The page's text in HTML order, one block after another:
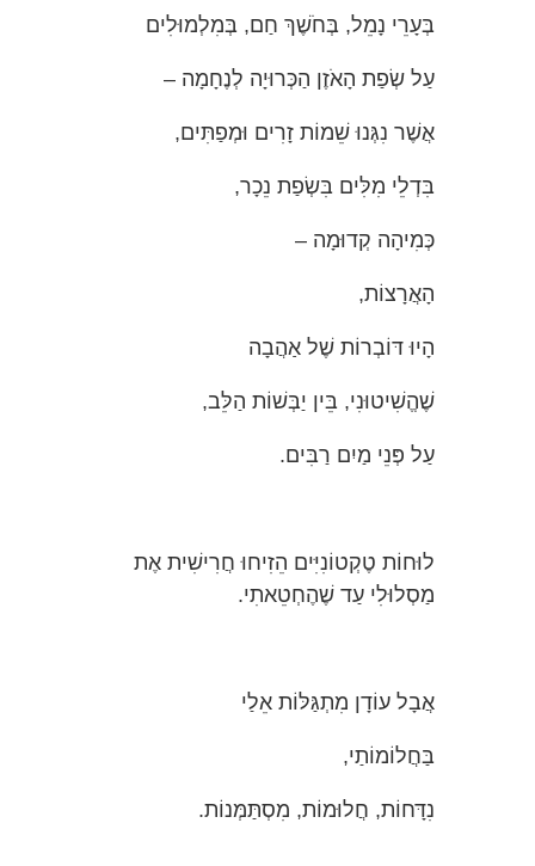
בְּעָרֵי נָמֵל, בְּחֹשֶׁךְ חַם, בְּמִלְמוּלִים
עַל שְׂפַת הָאֹזֶן הַכְּרוּיָה לְנֶחָמָה –
אֲשֶׁר נִגְּנוּ שֵׁמוֹת זָרִים וּמְפַתִּים,
בִּדְלֵי מִלִּים בִּשְׂפַת נֵכָר,
כְּמִיהָה קְדוּמָה –
הָאֲרָצוֹת,
הָיוּ דּוֹבְרוֹת שֶׁל אַהֲבָה
שֶׁהֱשִׁיטוּנִי, בֵּין יַבְּשׁוֹת הַלֵּב,
עַל פְּנֵי מַיִם רַבִּים.
לוּחוֹת טֶקְטוֹנִיִּים הֵזִיחוּ חֲרִישִׁית אֶת
מַסְלוּלִי עַד שֶׁהֶחְטֵאתִי.
אֲבָל עוֹדָן מִתְגַּלּוֹת אֵלַי
בַּחֲלוֹמוֹתַי,
נִדָּחוֹת, חֲלוּמוֹת, מִסְתַּמְּנוֹת.